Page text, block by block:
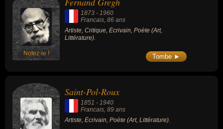
Notez-le !
1873 - 1960
Francais , 86 ans
Artiste, Critique, Écrivain, Poète (Art,
Littérature).
Tombe ►
Saint-Pol-Roux
1851 - 1940
Francais, 89 ans
Artiste, Écrivain, Poète (Art, Littérature).